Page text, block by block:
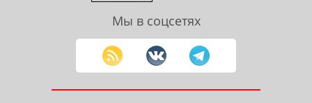
Мы в соцсетях